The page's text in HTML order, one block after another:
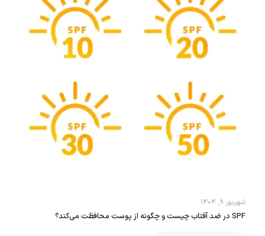
شهریور ۹, ۱۴۰۴
SPF در ضد آفتاب چیست و چگونه از پوست محافظت می‌کند؟